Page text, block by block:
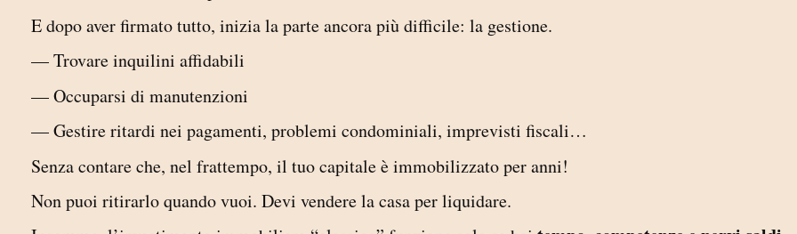
E dopo aver firmato tutto, inizia la parte ancora più difficile: la gestione.
— Trovare inquilini affidabili
— Occuparsi di manutenzioni
— Gestire ritardi nei pagamenti, problemi condominiali, imprevisti fiscali…
Senza contare che, nel frattempo, il tuo capitale è immobilizzato per anni!
Non puoi ritirarlo quando vuoi. Devi vendere la casa per liquidare.